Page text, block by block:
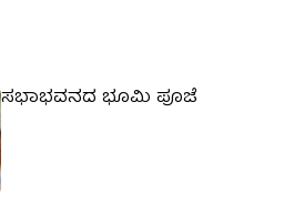
ಸಭಾಭವನದ ಭೂಮಿ ಪೂಜೆ